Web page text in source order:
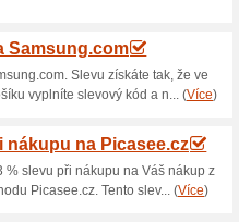
vše z
Kupón
Shop.cz s